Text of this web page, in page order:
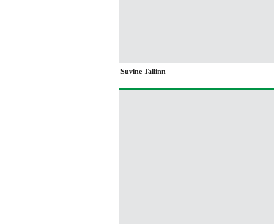
Suvine Tallinn